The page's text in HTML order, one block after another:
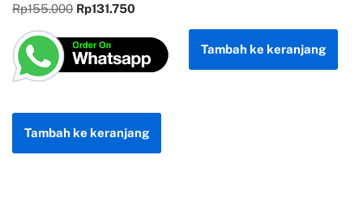
Tambah ke keranjang